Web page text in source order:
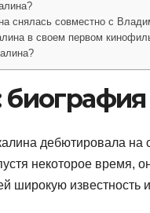
снялась совместно с
в своем первом
дебютировала на
некоторое время,
широкую известность